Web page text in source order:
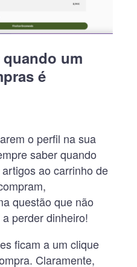
um
é
o perfil na sua
saber quando
ao carrinho de
questão que não
perder dinheiro!
ficam a um clique
Claramente,